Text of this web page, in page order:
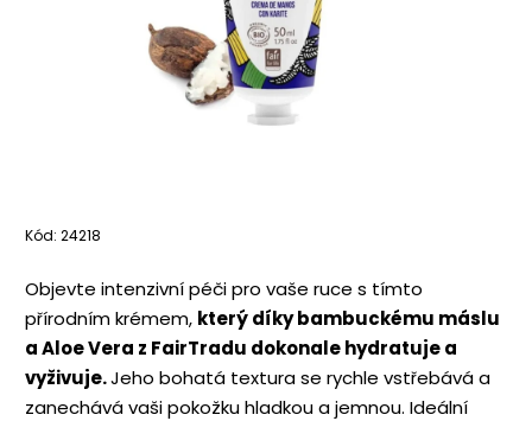
Kód: 24218
Objevte intenzivní péči pro vaše ruce s tímto
přírodním krémem, který díky bambuckému máslu
a Aloe Vera z FairTradu dokonale hydratuje a
vyživuje.Jeho bohatá textura se rychle vstřebává a
zanechává vaši pokožku hladkou a jemnou. Ideální